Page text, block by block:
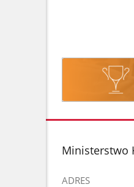
Konkursy
stopka
Ministerstwo
ADRES